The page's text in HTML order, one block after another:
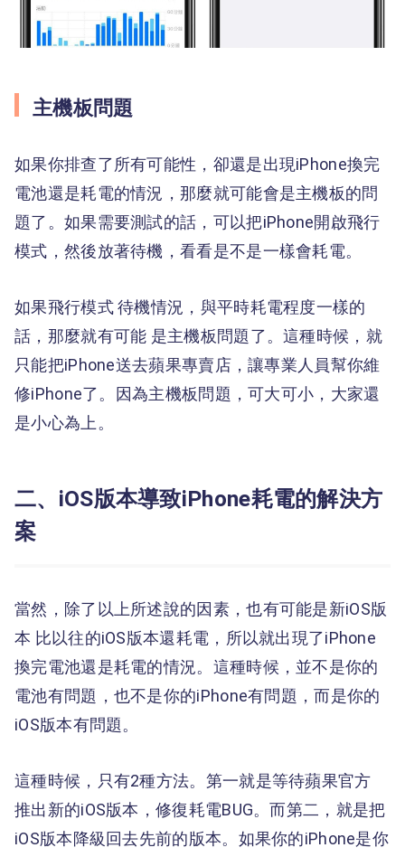
主機板問題
如果你排查了所有可能性，卻還是出現iPhone換完
電池還是耗電的情況，那麼就可能會是主機板的問
題了。如果需要測試的話，可以把iPhone開啟飛行
模式，然後放著待機，看看是不是一樣會耗電。
如果飛行模式 待機情況，與平時耗電程度一樣的
話，那麼就有可能 是主機板問題了。這種時候，就
只能把iPhone送去蘋果專賣店，讓專業人員幫你維
修iPhone了。因為主機板問題，可大可小，大家還
是小心為上。
二、iOS版本導致iPhone耗電的解決方
案
當然，除了以上所述說的因素，也有可能是新iOS版
本 比以往的iOS版本還耗電，所以就出現了iPhone
換完電池還是耗電的情況。這種時候，並不是你的
電池有問題，也不是你的iPhone有問題，而是你的
iOS版本有問題。
這種時候，只有2種方法。第一就是等待蘋果官方
推出新的iOS版本，修復耗電BUG。而第二，就是把
iOS版本降級回去先前的版本。如果你的iPhone是你